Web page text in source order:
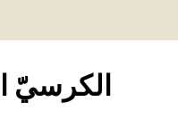
الكرسيّ